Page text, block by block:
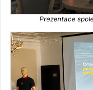
Prezentace